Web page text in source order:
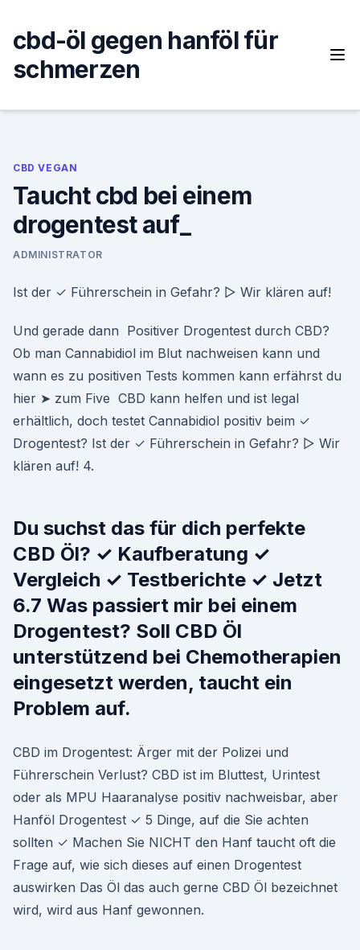
content
cbd-öl gegen hanföl für
schmerzen
CBD VEGAN
Taucht cbd bei einem
drogentest auf_
ADMINISTRATOR
Ist der ✓ Führerschein in Gefahr? ▷ Wir klären auf!
Und gerade dann Positiver Drogentest durch CBD?
Ob man Cannabidiol im Blut nachweisen kann und
wann es zu positiven Tests kommen kann erfährst du
hier ➤ zum Five CBD kann helfen und ist legal
erhältlich, doch testet Cannabidiol positiv beim ✓
Drogentest? Ist der ✓ Führerschein in Gefahr? ▷ Wir
klären auf! 4.
Du suchst das für dich perfekte
CBD Öl? ✓ Kaufberatung ✓
Vergleich ✓ Testberichte ✓ Jetzt
6.7 Was passiert mir bei einem
Drogentest? Soll CBD Öl
unterstützend bei Chemotherapien
eingesetzt werden, taucht ein
Problem auf.
CBD im Drogentest: Ärger mit der Polizei und
Führerschein Verlust? CBD ist im Bluttest, Urintest
oder als MPU Haaranalyse positiv nachweisbar, aber
Hanföl Drogentest ✓ 5 Dinge, auf die Sie achten
sollten ✓ Machen Sie NICHT den Hanf taucht oft die
Frage auf, wie sich dieses auf einen Drogentest
auswirken Das Öl das auch gerne CBD Öl bezeichnet
wird, wird aus Hanf gewonnen.